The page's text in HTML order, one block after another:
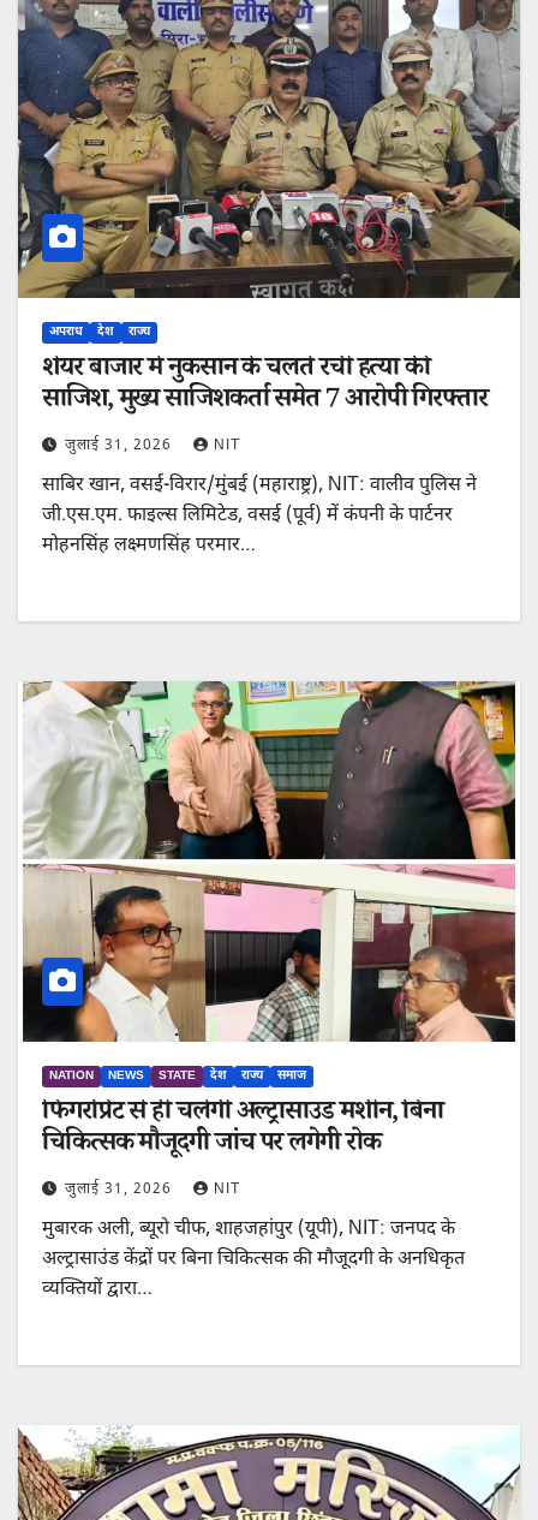
अपराध देश राज्य
शेयर बाजार में नुकसान के चलते रची हत्या की
साजिश, मुख्य साजिशकर्ता समेत 7 आरोपी गिरफ्तार
जुलाई 31, 2026 NIT
साबिर खान, वसई-विरार/मुंबई (महाराष्ट्र), NIT: वालीव पुलिस ने
जी.एस.एम. फाइल्स लिमिटेड, वसई (पूर्व) में कंपनी के पार्टनर
मोहनसिंह लक्ष्मणसिंह परमार…
NATION NEWS STATE देश राज्य समाज
फिंगरप्रिंट से ही चलेगी अल्ट्रासाउंड मशीन, बिना
चिकित्सक मौजूदगी जांच पर लगेगी रोक
जुलाई 31, 2026 NIT
मुबारक अली, ब्यूरो चीफ, शाहजहांपुर (यूपी), NIT: जनपद के
अल्ट्रासाउंड केंद्रों पर बिना चिकित्सक की मौजूदगी के अनधिकृत
व्यक्तियों द्वारा…